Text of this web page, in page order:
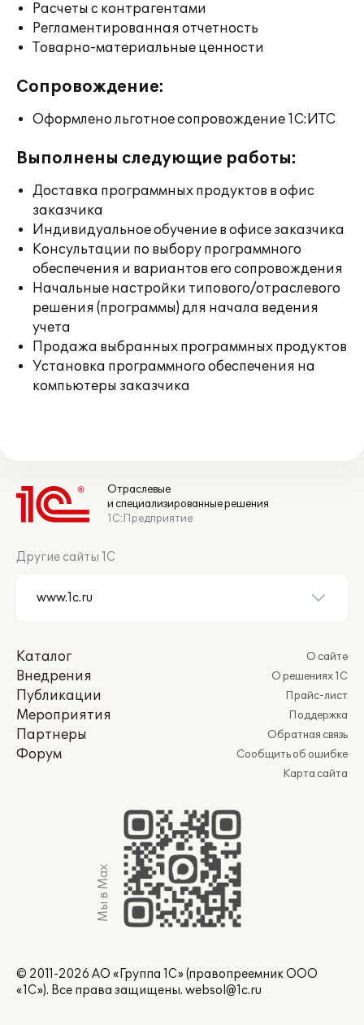
Расчеты с контрагентами
Регламентированная отчетность
Товарно-материальные ценности
Сопровождение:
Оформлено льготное сопровождение 1С:ИТС
Выполнены следующие работы:
Доставка программных продуктов в офис
заказчика
Индивидуальное обучение в офисе заказчика
Консультации по выбору программного
обеспечения и вариантов его сопровождения
Начальные настройки типового/отраслевого
решения (программы) для начала ведения
учета
Продажа выбранных программных продуктов
Установка программного обеспечения на
компьютеры заказчика
Отраслевые
и специализированные решения
1С:Предприятие
Другие сайты 1С
Каталог
Внедрения
Публикации
Мероприятия
Партнеры
Форум
О сайте
О решениях 1С
Прайс-лист
Поддержка
Обратная связь
Сообщить об ошибке
Карта сайта
Мы в Max
© 2011-2026 АО «Группа 1С» (правопреемник ООО
«1С»). Все права защищены. websol@1c.ru